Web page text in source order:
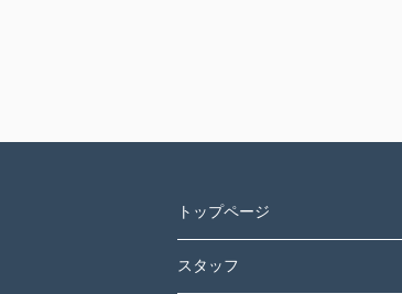
トップページ
スタッフ